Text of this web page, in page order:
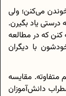
می‌کنن؛ ولی
درستی یاد بگیرن.
کنن که در مطالعه
با دیگران
متفاوته. مقایسه
دانش‌آموزان